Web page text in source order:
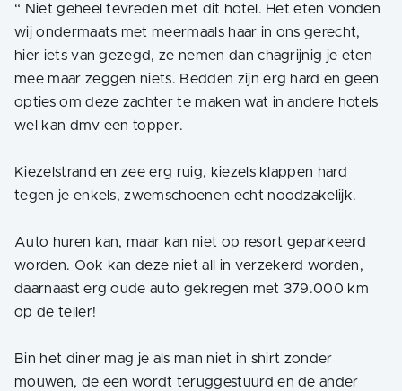
“ Niet geheel tevreden met dit hotel. Het eten vonden
wij ondermaats met meermaals haar in ons gerecht,
hier iets van gezegd, ze nemen dan chagrijnig je eten
mee maar zeggen niets. Bedden zijn erg hard en geen
opties om deze zachter te maken wat in andere hotels
wel kan dmv een topper.
Kiezelstrand en zee erg ruig, kiezels klappen hard
tegen je enkels, zwemschoenen echt noodzakelijk.
Auto huren kan, maar kan niet op resort geparkeerd
worden. Ook kan deze niet all in verzekerd worden,
daarnaast erg oude auto gekregen met 379.000 km
op de teller!
Bin het diner mag je als man niet in shirt zonder
mouwen, de een wordt teruggestuurd en de ander